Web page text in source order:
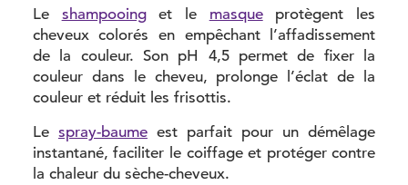
Le shampooinget le masqueprotègent les
cheveux colorés en empêchant l’affadissement
de la couleur. Son pH 4,5 permet de fixer la
couleur dans le cheveu, prolonge l’éclat de la
couleur et réduit les frisottis.
Le spray-baumeest parfait pour un démêlage
instantané, faciliter le coiffage et protéger contre
la chaleur du sèche-cheveux.